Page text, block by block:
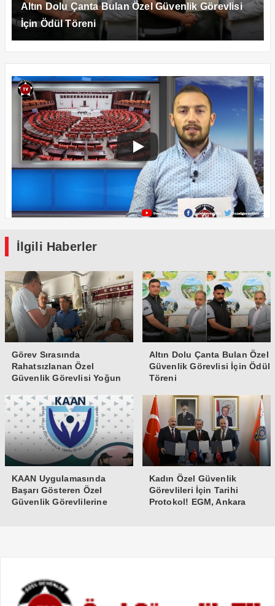
Altın Dolu Çanta Bulan Özel Güvenlik Görevlisi
İçin Ödül Töreni
İlgili Haberler
Görev Sırasında
Rahatsızlanan Özel
Güvenlik Görevlisi Yoğun
Altın Dolu Çanta Bulan Özel
Güvenlik Görevlisi İçin Ödül
Töreni
KAAN Uygulamasında
Başarı Gösteren Özel
Güvenlik Görevlilerine
Kadın Özel Güvenlik
Görevlileri İçin Tarihi
Protokol! EGM, Ankara